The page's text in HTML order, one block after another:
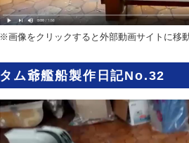
※画像をクリックすると外部動画サイトに移
タム爺艦船製作日記No.32